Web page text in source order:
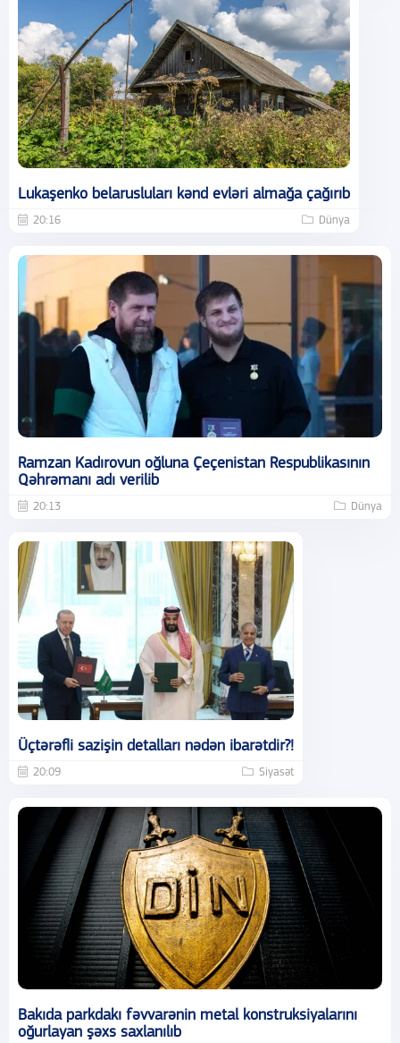
Lukaşenko belarusluları kənd evləri almağa çağırıb
20:16 Dünya
Ramzan Kadırovun oğluna Çeçenistan Respublikasının
Qəhrəmanı adı verilib
20:13 Dünya
Üçtərəfli sazişin detalları nədən ibarətdir?!
20:09 Siyasət
Bakıda parkdakı fəvvarənin metal konstruksiyalarını
oğurlayan şəxs saxlanılıb